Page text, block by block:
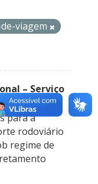
viagem
– Serviço
para a
rodoviário
regime de